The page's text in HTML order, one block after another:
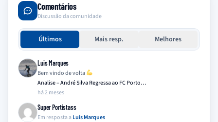
Comentários
Discussão da comunidade
Últimos Mais resp. Melhores
Luis Marques
Bem vindo de volta
Analise – André Silva Regressa ao FC Porto…
há 2 meses
Super Portistass
Em resposta a Luis Marques